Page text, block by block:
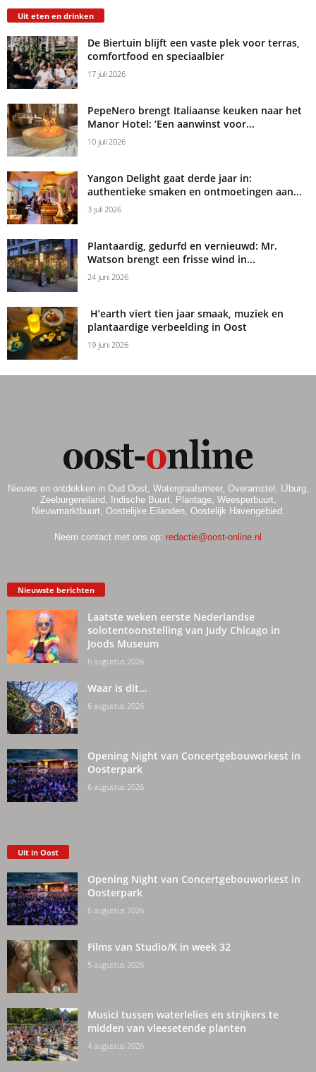
Uit eten en drinken
De Biertuin blijft een vaste plek voor terras,
comfortfood en speciaalbier
17 juli 2026
PepeNero brengt Italiaanse keuken naar het
Manor Hotel: ‘Een aanwinst voor...
10 juli 2026
Yangon Delight gaat derde jaar in:
authentieke smaken en ontmoetingen aan...
3 juli 2026
Plantaardig, gedurfd en vernieuwd: Mr.
Watson brengt een frisse wind in...
24 juni 2026
H’earth viert tien jaar smaak, muziek en
plantaardige verbeelding in Oost
19 juni 2026
Nieuws en ontdekken in Oud Oost, Watergraafsmeer, Overamstel, IJburg,
Zeeburgereiland, Indische Buurt, Plantage, Weesperbuurt,
Nieuwmarktbuurt, Oostelijke Eilanden, Oostelijk Havengebied.
Neem contact met ons op: redactie@oost-online.nl
Nieuwste berichten
Laatste weken eerste Nederlandse
solotentoonstelling van Judy Chicago in
Joods Museum
6 augustus 2026
Waar is dit…
6 augustus 2026
Opening Night van Concertgebouworkest in
Oosterpark
6 augustus 2026
Uit in Oost
Opening Night van Concertgebouworkest in
Oosterpark
6 augustus 2026
Films van Studio/K in week 32
5 augustus 2026
Musici tussen waterlelies en strijkers te
midden van vleesetende planten
4 augustus 2026